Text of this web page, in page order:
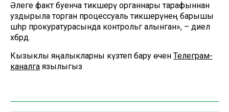
Әлеге факт буенча тикшерү органнары тарафыннан
уздырыла торган процессуаль тикшерүнең барышы
шәһәр прокуратурасында контрольгә алынган», – диелә
хәбәрдә.
Кызыклы яңалыкларны күзәтеп бару өчен Телеграм-
каналга язылыгыз